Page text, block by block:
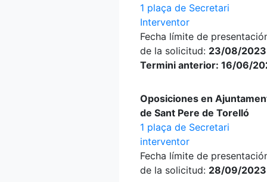
1 plaça de Secretari
Interventor
Fecha límite de
de la solicitud: 23/08/
Termini anterior: 16/06/
Oposiciones en
de Sant Pere de Torelló
1 plaça de Secretari
interventor
Fecha límite de
de la solicitud: 28/09/2023